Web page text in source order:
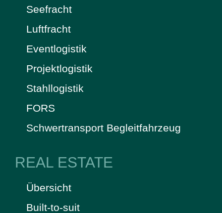
Seefracht
Luftfracht
Eventlogistik
Projektlogistik
Stahllogistik
FORS
Schwertransport Begleitfahrzeug
REAL ESTATE
Übersicht
Built-to-suit